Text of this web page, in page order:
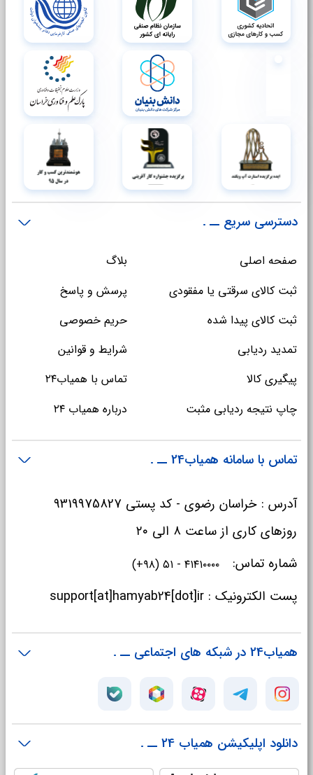
دسترسی سریع
صفحه اصلی
ثبت کالای سرقتی یا مفقودی
ثبت کالای پیدا شده
تمدید ردیابی
پیگیری کالا
چاپ نتیجه ردیابی مثبت
بلاگ
پرسش و پاسخ
حریم خصوصی
شرایط و قوانین
تماس با همیاب۲۴
درباره همیاب ۲۴
تماس با سامانه همیاب24
آدرس : خراسان رضوی - کد پستی 9319975827
روزهای کاری از ساعت ۸ الی ۲۰
شماره تماس:
۴۱۴۱۰۰۰۰ - ۵۱ (۹۸+)
پست الکترونیک : support[at]hamyab24[dot]ir
همیاب24 در شبکه های اجتماعی
دانلود اپلیکیشن همیاب 24